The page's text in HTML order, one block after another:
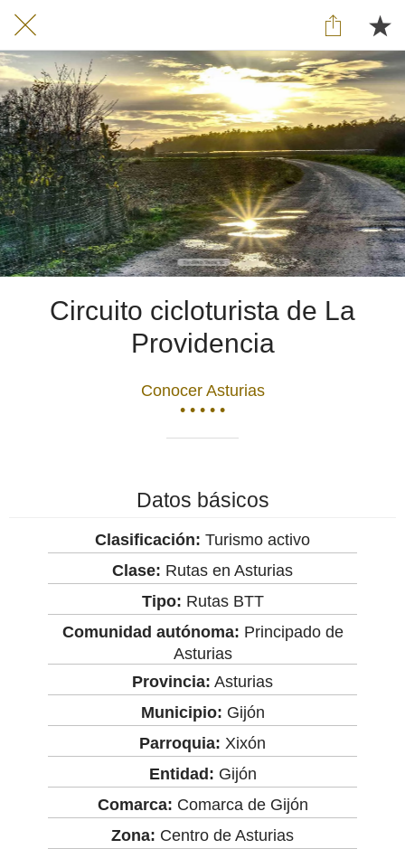
Circuito cicloturista de La
Providencia
Conocer Asturias
• • • • •
Datos básicos
Clasificación: Turismo activo
Clase: Rutas en Asturias
Tipo: Rutas BTT
Comunidad autónoma: Principado de
Asturias
Provincia: Asturias
Municipio: Gijón
Parroquia: Xixón
Entidad: Gijón
Comarca: Comarca de Gijón
Zona: Centro de Asturias